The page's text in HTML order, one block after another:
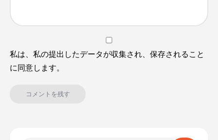
私は、私の提出したデータが収集され、保存されること
に同意します。